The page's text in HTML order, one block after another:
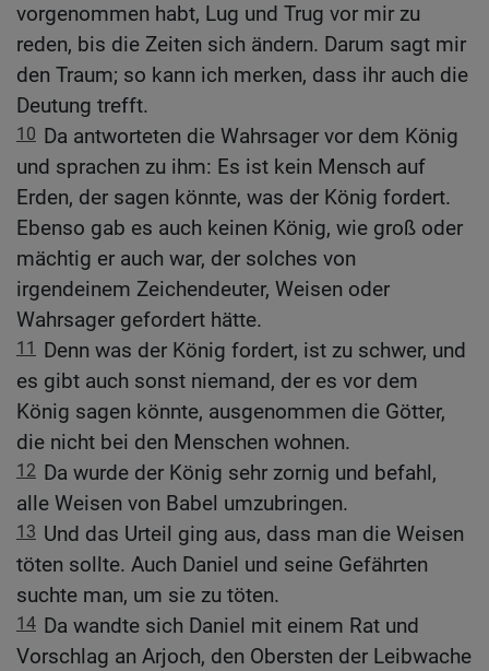
vorgenommen habt, Lug und Trug vor mir zu
reden, bis die Zeiten sich ändern. Darum sagt mir
den Traum; so kann ich merken, dass ihr auch die
Deutung trefft.
10 Da antworteten die Wahrsager vor dem König
und sprachen zu ihm: Es ist kein Mensch auf
Erden, der sagen könnte, was der König fordert.
Ebenso gab es auch keinen König, wie groß oder
mächtig er auch war, der solches von
irgendeinem Zeichendeuter, Weisen oder
Wahrsager gefordert hätte.
11
Denn was der König fordert, ist zu schwer, und
es gibt auch sonst niemand, der es vor dem
König sagen könnte, ausgenommen die Götter,
die nicht bei den Menschen wohnen.
12 Da wurde der König sehr zornig und befahl,
alle Weisen von Babel umzubringen.
13 Und das Urteil ging aus, dass man die Weisen
töten sollte. Auch Daniel und seine Gefährten
suchte man, um sie zu töten.
14 Da wandte sich Daniel mit einem Rat und
Vorschlag an Arjoch, den Obersten der Leibwache